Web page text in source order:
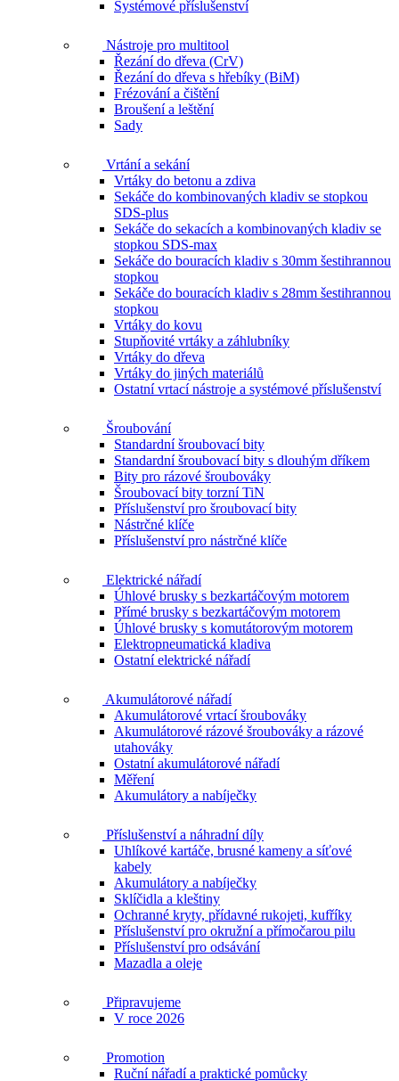
Systémové příslušenství
Nástroje pro multitool
Řezání do dřeva (CrV)
Řezání do dřeva s hřebíky (BiM)
Frézování a čištění
Broušení a leštění
Sady
Vrtání a sekání
Vrtáky do betonu a zdiva
Sekáče do kombinovaných kladiv se stopkou
SDS-plus
Sekáče do sekacích a kombinovaných kladiv se
stopkou SDS-max
Sekáče do bouracích kladiv s 30mm šestihrannou
stopkou
Sekáče do bouracích kladiv s 28mm šestihrannou
stopkou
Vrtáky do kovu
Stupňovité vrtáky a záhlubníky
Vrtáky do dřeva
Vrtáky do jiných materiálů
Ostatní vrtací nástroje a systémové příslušenství
Šroubování
Standardní šroubovací bity
Standardní šroubovací bity s dlouhým dříkem
Bity pro rázové šroubováky
Šroubovací bity torzní TiN
Příslušenství pro šroubovací bity
Nástrčné klíče
Příslušenství pro nástrčné klíče
Elektrické nářadí
Úhlové brusky s bezkartáčovým motorem
Přímé brusky s bezkartáčovým motorem
Úhlové brusky s komutátorovým motorem
Elektropneumatická kladiva
Ostatní elektrické nářadí
Akumulátorové nářadí
Akumulátorové vrtací šroubováky
Akumulátorové rázové šroubováky a rázové
utahováky
Ostatní akumulátorové nářadí
Měření
Akumulátory a nabíječky
Příslušenství a náhradní díly
Uhlíkové kartáče, brusné kameny a síťové
kabely
Akumulátory a nabíječky
Sklíčidla a kleštiny
Ochranné kryty, přídavné rukojeti, kufříky
Příslušenství pro okružní a přímočarou pilu
Příslušenství pro odsávání
Mazadla a oleje
Připravujeme
V roce 2026
Promotion
Ruční nářadí a praktické pomůcky